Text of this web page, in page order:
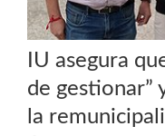
IU asegura
de gestionar”
la